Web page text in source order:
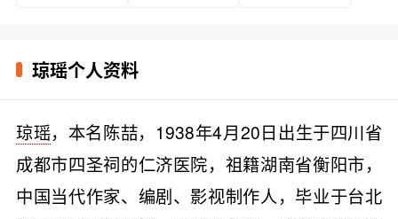
琼瑶个人资料
琼瑶，本名陈喆，1938年4月20日出生于四川省
成都市四圣祠的仁济医院，祖籍湖南省衡阳市，
中国当代作家、编剧、影视制作人，毕业于台北